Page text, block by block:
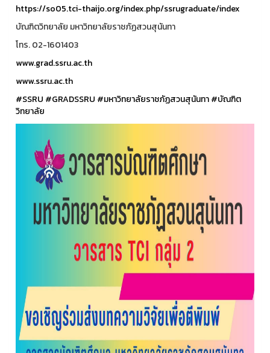
https://so05.tci-thaijo.org/index.php/ssrugraduate/index
บัณฑิตวิทยาลัย มหาวิทยาลัยราชภัฏสวนสุนันทา
โทร. 02-1601403
www.grad.ssru.ac.th
www.ssru.ac.th
#SSRU #GRADSSRU #มหาวิทยาลัยราชภัฏสวนสุนันทา#บัณฑิต
วิทยาลัย